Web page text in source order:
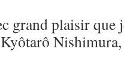
grand plaisir que